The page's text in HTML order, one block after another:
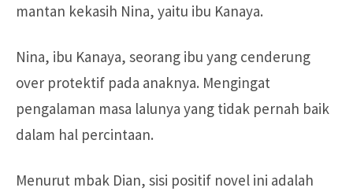
mantan kekasih Nina, yaitu ibu Kanaya.
Nina, ibu Kanaya, seorang ibu yang cenderung
over protektif pada anaknya. Mengingat
pengalaman masa lalunya yang tidak pernah baik
dalam hal percintaan.
Menurut mbak Dian, sisi positif novel ini adalah